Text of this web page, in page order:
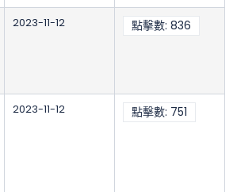
2023-11-12 點擊數: 836
2023-11-12 點擊數: 751